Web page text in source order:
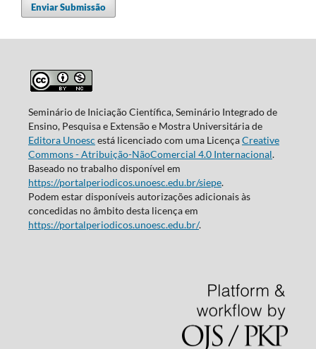
Enviar Submissão
Seminário de Iniciação Científica, Seminário Integrado de
Ensino, Pesquisa e Extensão e Mostra Universitária de
Editora Unoesc está licenciado com uma LicençaCreative
Commons - Atribuição-NãoComercial 4.0 Internacional.
Baseado no trabalho disponível em
https://portalperiodicos.unoesc.edu.br/siepe.
Podem estar disponíveis autorizações adicionais às
concedidas no âmbito desta licença em
https://portalperiodicos.unoesc.edu.br/.